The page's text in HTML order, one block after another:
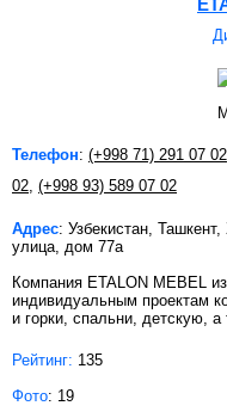
Телефон: (+998 71) 291 07 02
02, (+998 93) 589 07 02
Адрес: Узбекистан,
улица, дом 77а
Компания ETALON MEBEL
индивидуальным проектам
и горки, спальни, детскую,
Рейтинг: 135
Фото: 19